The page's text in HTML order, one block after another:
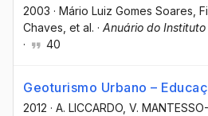
2003 · Mário Luiz Gomes Soares ,
Chaves , et al. · Anuário do
·
40
Geoturismo Urbano –
2012 · A. LICCARDO , V.